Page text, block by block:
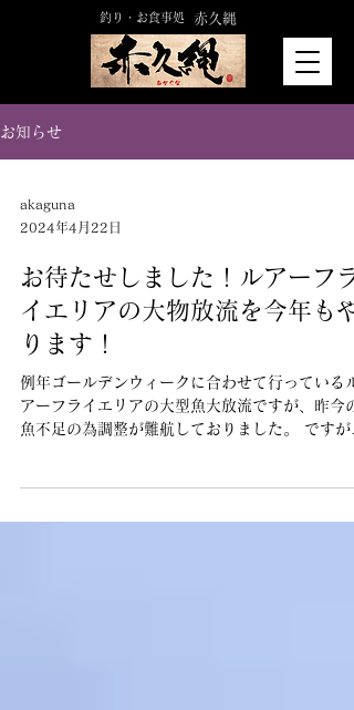
釣り・お食事処 赤久縄
お知らせ
akaguna
2024年4月22日
お待たせしました！ルアーフラ
イエリアの大物放流を今年もや
ります！
例年ゴールデンウィークに合わせて行っているル
アーフライエリアの大型魚大放流ですが、昨今の
魚不足の為調整が難航しておりました。 ですが